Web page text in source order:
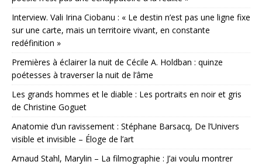
Interview. Vali Irina Ciobanu : « Le destin n’est pas une ligne fixe
sur une carte, mais un territoire vivant, en constante
redéfinition »
Premières à éclairer la nuit de Cécile A. Holdban : quinze
poétesses à traverser la nuit de l’âme
Les grands hommes et le diable : Les portraits en noir et gris
de Christine Goguet
Anatomie d’un ravissement : Stéphane Barsacq, De l’Univers
visible et invisible – Éloge de l’art
Arnaud Stahl, Marylin – La filmographie : J’ai voulu montrer